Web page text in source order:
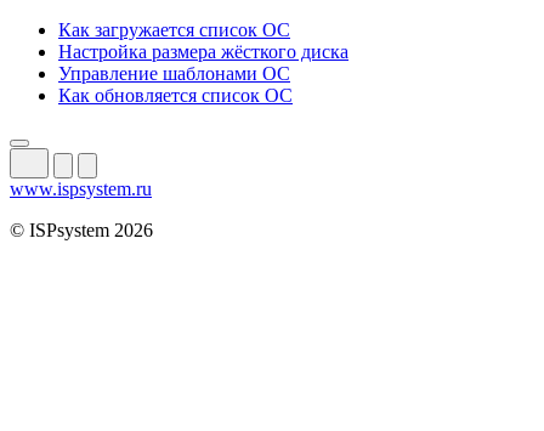
Как загружается список ОС
Настройка размера жёсткого диска
Управление шаблонами ОС
Как обновляется список ОС
www.ispsystem.ru
© ISPsystem 2026